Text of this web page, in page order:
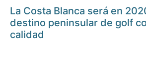
La Costa Blanca será en
destino peninsular de golf
calidad